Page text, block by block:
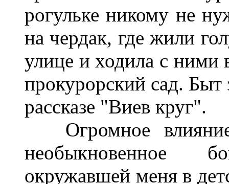
рогульке никому не
на чердак, где жили
улице и ходила с ними
прокурорский сад.
расcказе "Виев круг".
Огромное влияние
необыкновенное
окружавшей меня в